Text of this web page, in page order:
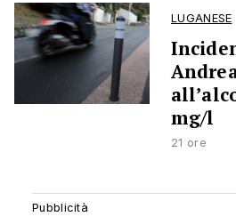
LUGANESE
mg/l
21 ore